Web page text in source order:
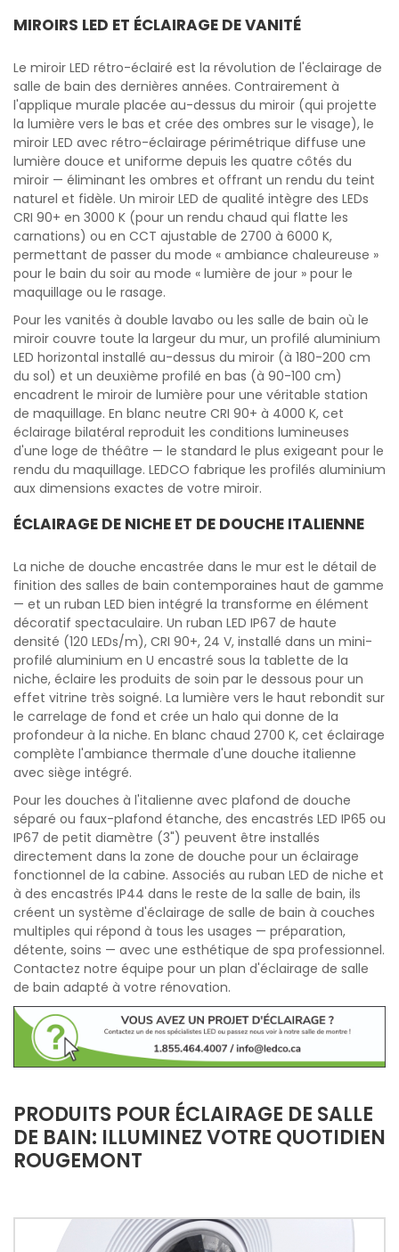
MIROIRS LED ET ÉCLAIRAGE DE VANITÉ
Le miroir LED rétro-éclairé est la révolution de l'éclairage de
salle de bain des dernières années. Contrairement à
l'applique murale placée au-dessus du miroir (qui projette
la lumière vers le bas et crée des ombres sur le visage), le
miroir LED avec rétro-éclairage périmétrique diffuse une
lumière douce et uniforme depuis les quatre côtés du
miroir — éliminant les ombres et offrant un rendu du teint
naturel et fidèle. Un miroir LED de qualité intègre des LEDs
CRI 90+ en 3000 K (pour un rendu chaud qui flatte les
carnations) ou en CCT ajustable de 2700 à 6000 K,
permettant de passer du mode « ambiance chaleureuse »
pour le bain du soir au mode « lumière de jour » pour le
maquillage ou le rasage.
Pour les vanités à double lavabo ou les salle de bain où le
miroir couvre toute la largeur du mur, un profilé aluminium
LED horizontal installé au-dessus du miroir (à 180-200 cm
du sol) et un deuxième profilé en bas (à 90-100 cm)
encadrent le miroir de lumière pour une véritable station
de maquillage. En blanc neutre CRI 90+ à 4000 K, cet
éclairage bilatéral reproduit les conditions lumineuses
d'une loge de théâtre — le standard le plus exigeant pour le
rendu du maquillage. LEDCO fabrique les profilés aluminium
aux dimensions exactes de votre miroir.
ÉCLAIRAGE DE NICHE ET DE DOUCHE ITALIENNE
La niche de douche encastrée dans le mur est le détail de
finition des salles de bain contemporaines haut de gamme
— et un ruban LED bien intégré la transforme en élément
décoratif spectaculaire. Un ruban LED IP67 de haute
densité (120 LEDs/m), CRI 90+, 24 V, installé dans un mini-
profilé aluminium en U encastré sous la tablette de la
niche, éclaire les produits de soin par le dessous pour un
effet vitrine très soigné. La lumière vers le haut rebondit sur
le carrelage de fond et crée un halo qui donne de la
profondeur à la niche. En blanc chaud 2700 K, cet éclairage
complète l'ambiance thermale d'une douche italienne
avec siège intégré.
Pour les douches à l'italienne avec plafond de douche
séparé ou faux-plafond étanche, des encastrés LED IP65 ou
IP67 de petit diamètre (3") peuvent être installés
directement dans la zone de douche pour un éclairage
fonctionnel de la cabine. Associés au ruban LED de niche et
à des encastrés IP44 dans le reste de la salle de bain, ils
créent un système d'éclairage de salle de bain à couches
multiples qui répond à tous les usages — préparation,
détente, soins — avec une esthétique de spa professionnel.
Contactez notre équipe pour un plan d'éclairage de salle
de bain adapté à votre rénovation.
PRODUITS POUR ÉCLAIRAGE DE SALLE
DE BAIN: ILLUMINEZ VOTRE QUOTIDIEN
ROUGEMONT